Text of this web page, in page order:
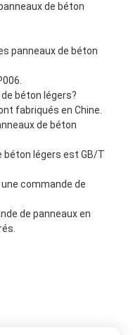
de béton
panneaux de béton
béton légers?
fabriqués en Chine.
de béton
béton légers est GB/T
commande de
de panneaux en